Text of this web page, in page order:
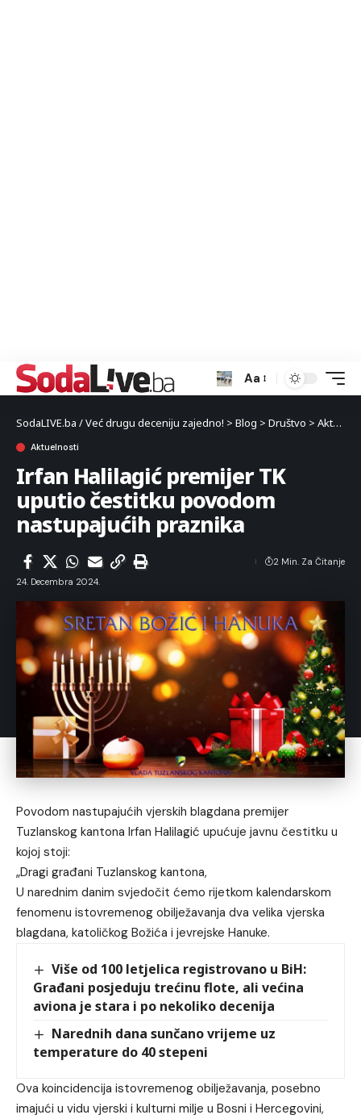
Aa
SodaLIVE.ba / Već drugu deceniju zajedno! > Blog > Društvo > Aktuelnosti
Aktuelnosti
Irfan Halilagić premijer TK
uputio čestitku povodom
nastupajućih praznika
24. Decembra 2024.
2 Min. Za Čitanje
Povodom nastupajućih vjerskih blagdana premijer
Tuzlanskog kantona Irfan Halilagić upućuje javnu čestitku u
kojoj stoji:
„Dragi građani Tuzlanskog kantona,
U narednim danim svjedočit ćemo rijetkom kalendarskom
fenomenu istovremenog obilježavanja dva velika vjerska
blagdana, katoličkog Božića i jevrejske Hanuke.
Više od 100 letjelica registrovano u BiH:
Građani posjeduju trećinu flote, ali većina
aviona je stara i po nekoliko decenija
Narednih dana sunčano vrijeme uz
temperature do 40 stepeni
Ova koincidencija istovremenog obilježavanja, posebno
imajući u vidu vjerski i kulturni milje u Bosni i Hercegovini,